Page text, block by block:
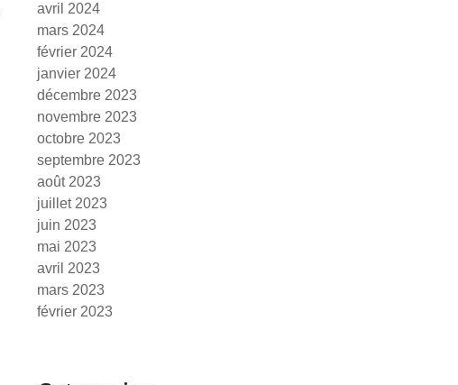
avril 2024
mars 2024
février 2024
janvier 2024
décembre 2023
novembre 2023
octobre 2023
septembre 2023
août 2023
juillet 2023
juin 2023
mai 2023
avril 2023
mars 2023
février 2023